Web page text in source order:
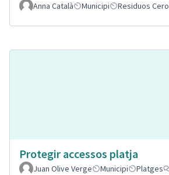
Anna Català Municipi Residuos Cero
Protegir accessos platja
Juan Olive Verge
Municipi Platges